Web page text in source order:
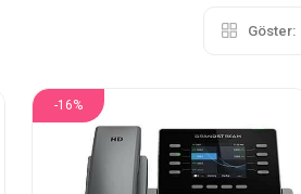
Göster:
-16%